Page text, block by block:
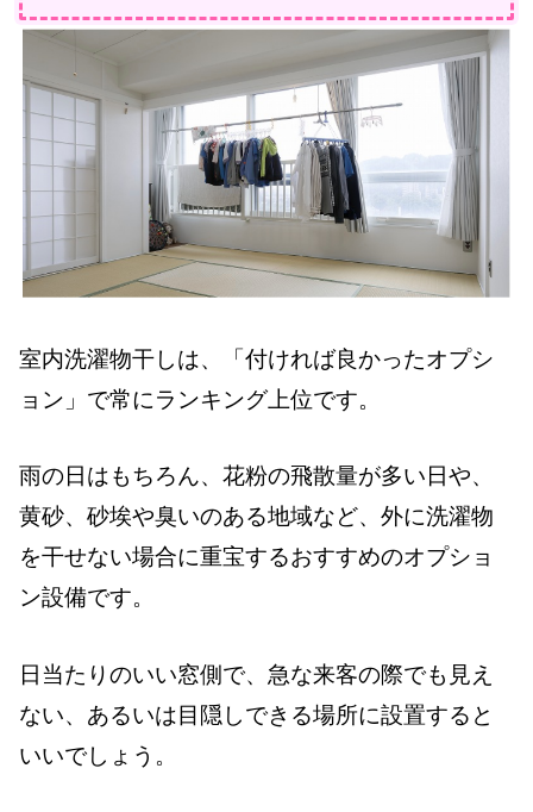
室内洗濯物干しは、「付ければ良かったオプシ
ョン」で常にランキング上位です。
雨の日はもちろん、花粉の飛散量が多い日や、
黄砂、砂埃や臭いのある地域など、外に洗濯物
を干せない場合に重宝するおすすめのオプショ
ン設備です。
日当たりのいい窓側で、急な来客の際でも見え
ない、あるいは目隠しできる場所に設置すると
いいでしょう。